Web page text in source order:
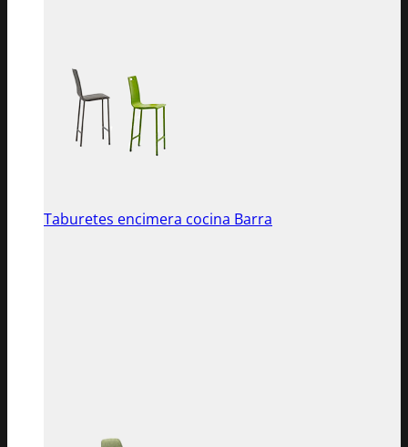
Taburetes encimera cocina Barra